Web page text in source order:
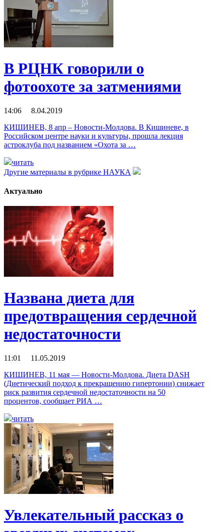
В РЦНК говорили о
фотоохоте за затмениями
14:06 8.04.2019
КИШИНЕВ, 8 апр – Новости-Молдова. В Кишиневе, в
Российском центре науки и культуры, прошла лекция
астроклуба под названием «Охота за …
читать
Другие материалы в рубрике НАУКА
Актуально
Названа диета для
предотвращения сердечной
недостаточности
11:01 11.05.2019
КИШИНЕВ, 11 мая — Новости-Молдова. Диета DASH
(Диетический подход к прекращению гипертонии) снижает
риск развития сердечной недостаточности на 50
процентов, сообщает РИА …
читать
Увлекательный рассказ о